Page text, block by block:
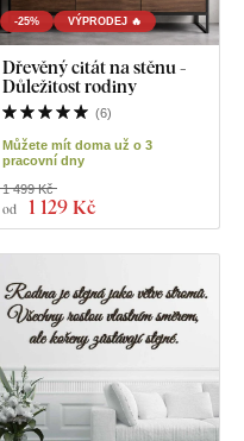
-25% VÝPRODEJ 🔥
Dřevěný citát na stěnu -
Důležitost rodiny
(6)
Můžete mít doma už o 3
pracovní dny
od 1 129 Kč
1 499 Kč